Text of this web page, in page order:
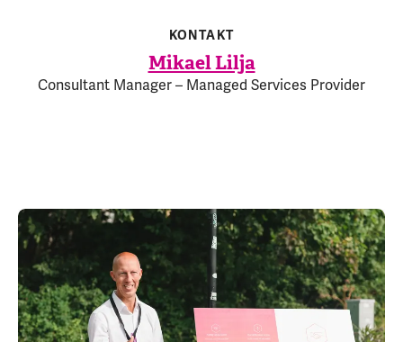
KONTAKT
Mikael Lilja
Consultant Manager – Managed Services Provider